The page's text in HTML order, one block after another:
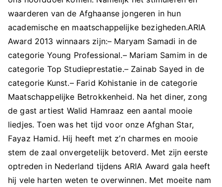
waarderen van de Afghaanse jongeren in hun
academische en maatschappelijke bezigheden.ARIA
Award 2013 winnaars zijn:– Maryam Samadi in de
categorie Young Professional.– Mariam Samim in de
categorie Top Studieprestatie.– Zainab Sayed in de
categorie Kunst.– Farid Kohistanie in de categorie
Maatschappelijke Betrokkenheid. Na het diner, zong
de gast artiest Walid Hamraaz een aantal mooie
liedjes. Toen was het tijd voor onze Afghan Star,
Fayaz Hamid. Hij heeft met z’n charmes en mooie
stem de zaal onvergetelijk betoverd. Met zijn eerste
optreden in Nederland tijdens ARIA Award gala heeft
hij vele harten weten te overwinnen. Met moeite nam